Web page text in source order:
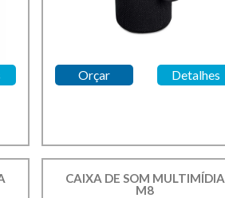
Orçar Detalhes
CAIXA DE SOM MULTIMÍDIA
M8